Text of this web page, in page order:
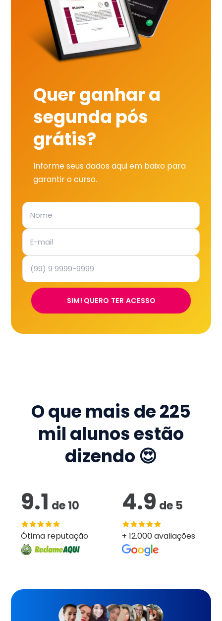
Quer ganhar a
segunda pós
grátis?
Informe seus dados aqui em baixo para
garantir o curso.
SIM! QUERO TER ACESSO
O que mais de225
mil alunos estão
dizendo 😍
9.1 de10
Ótima reputação
4.9 de 5
+ 12.000 avaliações